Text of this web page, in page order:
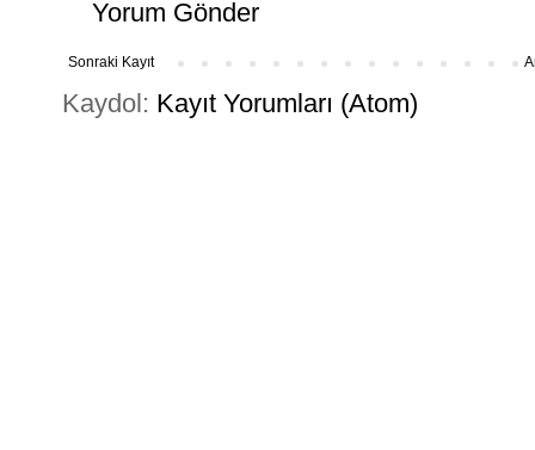
Yorum Gönder
Sonraki Kayıt
Kaydol: Kayıt Yorumları (Atom)